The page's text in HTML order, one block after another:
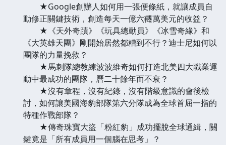
★Google創辦人如何用一張便條紙，就讓成員自
動修正關鍵技術，創造每天一億六韆萬美元的收益？
★《天外奇蹟》《玩具總動員》《冰雪奇緣》和
《大英雄天團》剛開始居然都糟到不行？迪士尼如何以
團隊的力量挽救？
★馬刺隊總教練波波維奇如何打造北美四大職業運
動中最成功的團隊，曆二十餘年而不衰？
★沒有章程，沒有紀錄，沒有階級意識的會後檢
討，如何讓美國海豹部隊第六分隊成為全球首屈一指的
特種作戰部隊？
★傳奇珠寶大盜「粉紅豹」成功擺脫全球通緝，關
鍵竟是「所有成員用一個腦在思考」？